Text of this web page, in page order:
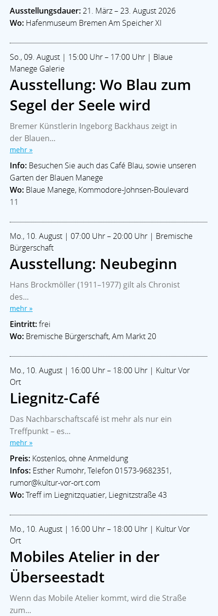
Ausstellungsdauer:21. März – 23. August 2026
Wo: Hafenmuseum Bremen Am Speicher XI
So., 09. August | 15:00 Uhr – 17:00 Uhr | Blaue
Manege Galerie
Ausstellung: Wo Blau zum
Segel der Seele wird
Bremer Künstlerin Ingeborg Backhaus zeigt in
der Blauen...
mehr »
Info: Besuchen Sie auch das Café Blau, sowie unseren
Garten der Blauen Manege
Wo: Blaue Manege, Kommodore-Johnsen-Boulevard
11
Mo., 10. August | 07:00 Uhr – 20:00 Uhr | Bremische
Bürgerschaft
Ausstellung: Neubeginn
Hans Brockmöller (1911–1977) gilt als Chronist
des...
mehr »
Eintritt:frei
Wo: Bremische Bürgerschaft, Am Markt 20
Mo., 10. August | 16:00 Uhr – 18:00 Uhr | Kultur Vor
Ort
Liegnitz-Café
Das Nachbarschaftscafé ist mehr als nur ein
Treffpunkt – es...
mehr »
Preis: Kostenlos, ohne Anmeldung
Infos: Esther Rumohr, Telefon 01573-9682351,
rumor@kultur-vor-ort.com
Wo:Treff im Liegnitzquatier, Liegnitzstraße 43
Mo., 10. August | 16:00 Uhr – 18:00 Uhr | Kultur Vor
Ort
Mobiles Atelier in der
Überseestadt
Wenn das Mobile Atelier kommt, wird die Straße
zum...